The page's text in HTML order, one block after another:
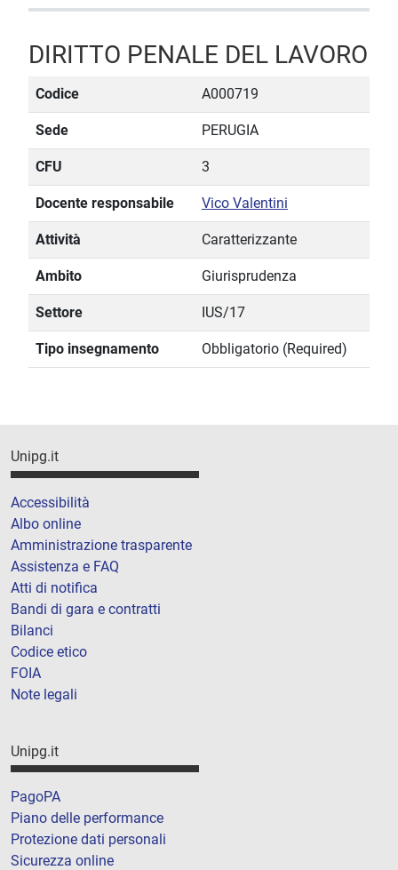
DIRITTO PENALE DEL LAVORO
Codice A000719
Sede PERUGIA
CFU 3
Docente responsabile Vico Valentini
Attività Caratterizzante
Ambito Giurisprudenza
Settore IUS/17
Tipo insegnamento Obbligatorio (Required)
Unipg.it
Accessibilità
Albo online
Amministrazione trasparente
Assistenza e FAQ
Atti di notifica
Bandi di gara e contratti
Bilanci
Codice etico
FOIA
Note legali
Unipg.it
PagoPA
Piano delle performance
Protezione dati personali
Sicurezza online